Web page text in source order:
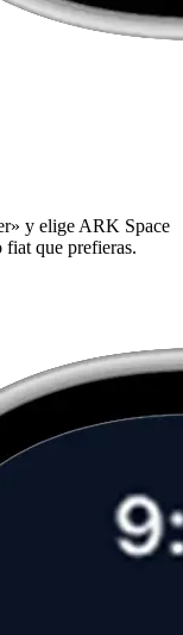
y elige ARK Space
que prefieras.